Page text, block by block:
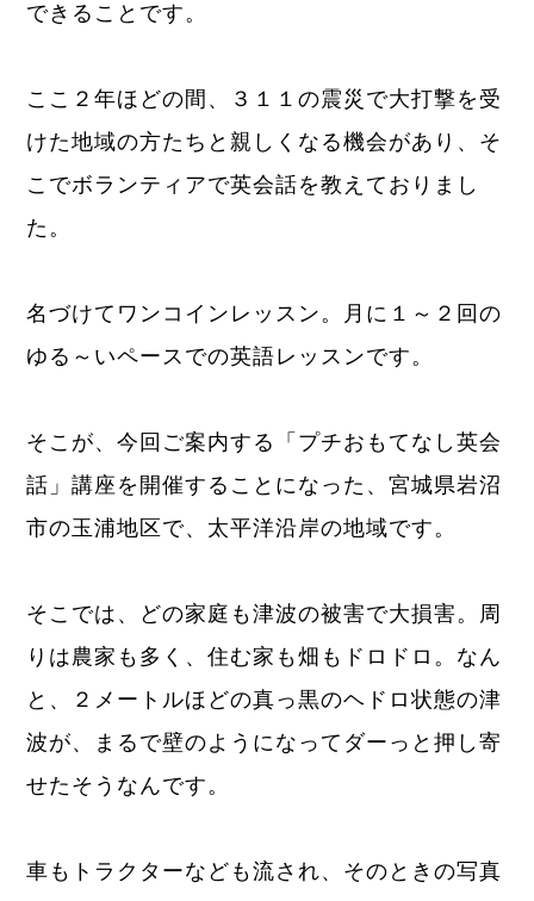
できることです。
ここ２年ほどの間、３１１の震災で大打撃を受
けた地域の方たちと親しくなる機会があり、そ
こでボランティアで英会話を教えておりまし
た。
名づけてワンコインレッスン。月に１～２回の
ゆる～いペースでの英語レッスンです。
そこが、今回ご案内する「プチおもてなし英会
話」講座を開催することになった、宮城県岩沼
市の玉浦地区で、太平洋沿岸の地域です。
そこでは、どの家庭も津波の被害で大損害。周
りは農家も多く、住む家も畑もドロドロ。なん
と、２メートルほどの真っ黒のヘドロ状態の津
波が、まるで壁のようになってダーっと押し寄
せたそうなんです。
車もトラクターなども流され、そのときの写真